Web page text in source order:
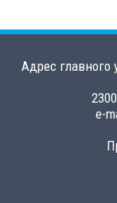
Адрес главного
e-